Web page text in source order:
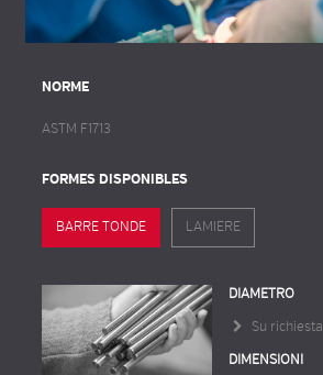
NORME
ASTM F1713
FORMES DISPONIBLES
BARRE TONDE LAMIERE
DIAMETRO
Su richiesta
DIMENSIONI